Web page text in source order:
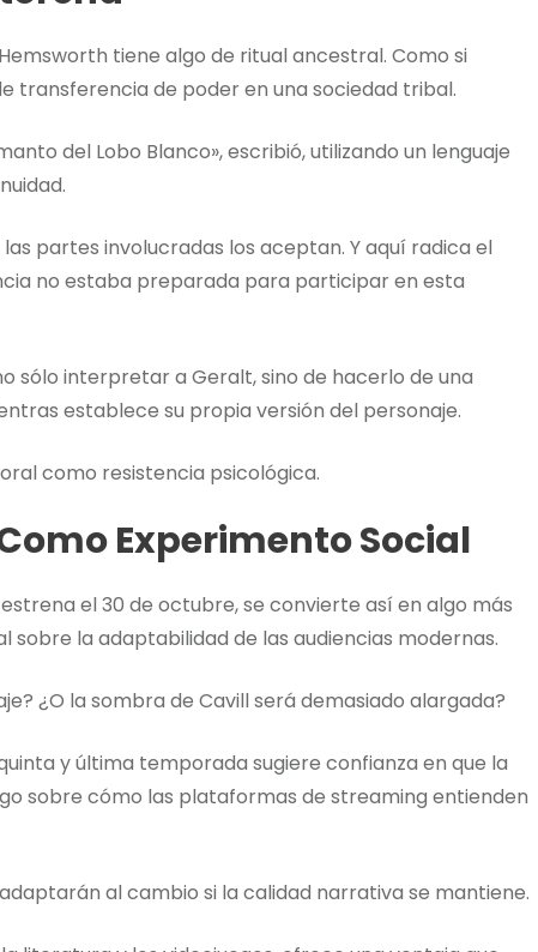
tiene algo de ritual ancestral. Como si
transferencia de poder en una sociedad tribal.
del Lobo Blanco», escribió, utilizando un lenguaje
partes involucradas los aceptan. Y aquí radica el
no estaba preparada para participar en esta
sólo interpretar a Geralt, sino de hacerlo de una
establece su propia versión del personaje.
como resistencia psicológica.
Experimento Social
el 30 de octubre, se convierte así en algo más
sobre la adaptabilidad de las audiencias modernas.
¿O la sombra de Cavill será demasiado alargada?
y última temporada sugiere confianza en que la
sobre cómo las plataformas de streaming entienden
al cambio si la calidad narrativa se mantiene.